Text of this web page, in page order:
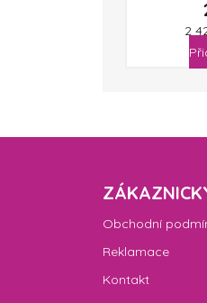
2
Obchodní
Reklamace
Kontakt